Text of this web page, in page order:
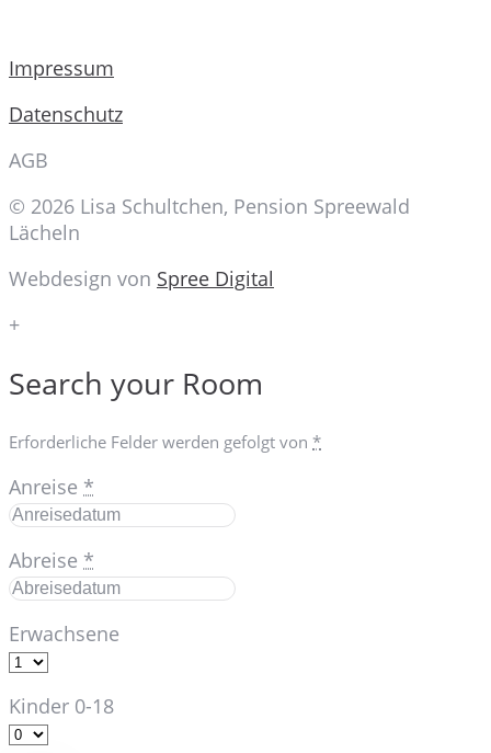
Impressum
Datenschutz
AGB
© 2026 Lisa Schultchen, Pension Spreewald
Lächeln
Webdesign von Spree Digital
+
Search your Room
Erforderliche Felder werden gefolgt von *
Anreise *
Abreise *
Erwachsene
Kinder 0-18